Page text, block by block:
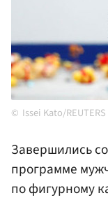
Issei Kato/REUTERS
Завершились
программе
по фигурному